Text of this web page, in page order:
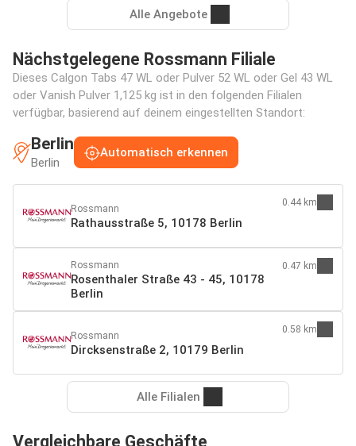
Alle Angebote
Nächstgelegene Rossmann Filiale
Dieses Calgon Tabs 47 WL oder Pulver 52 WL oder Gel 43 WL
oder Vanish Pulver 1,125 kg ist in den folgenden Filialen
verfügbar, basierend auf deinem eingestellten Standort:
Berlin
Berlin
Automatisch erkennen
Rossmann
Rathausstraße 5, 10178 Berlin
0.44 km
Rossmann
Rosenthaler Straße 43 - 45, 10178
Berlin
0.47 km
Rossmann
Dircksenstraße 2, 10179 Berlin
0.58 km
Alle Filialen
Vergleichbare Geschäfte